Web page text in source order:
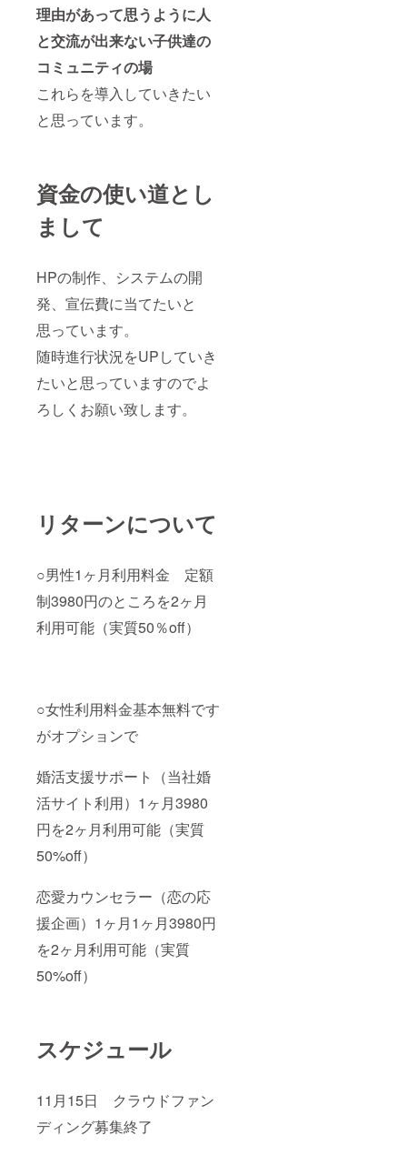
理由があって思うように人
と交流が出来ない子供達の
コミュニティの場
これらを導入していきたい
と思っています。
資金の使い道とし
まして
HPの制作、システムの開
発、宣伝費に当てたいと
思っています。
随時進行状況をUPしていき
たいと思っていますのでよ
ろしくお願い致します。
リターンについて
○男性1ヶ月利用料金 定額
制3980円のところを2ヶ月
利用可能（実質50％off）
○女性利用料金基本無料です
がオプションで
婚活支援サポート（当社婚
活サイト利用）1ヶ月3980
円を2ヶ月利用可能（実質
50%off）
恋愛カウンセラー（恋の応
援企画）1ヶ月1ヶ月3980円
を2ヶ月利用可能（実質
50%off）
スケジュール
11月15日 クラウドファン
ディング募集終了